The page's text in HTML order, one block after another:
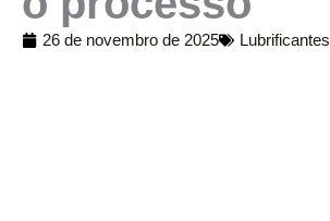
26 de novembro de 2025 Lubrificantes